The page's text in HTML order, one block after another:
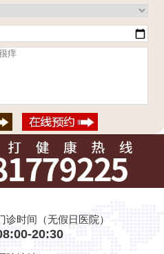
诊时间（无假日医院）
20:30